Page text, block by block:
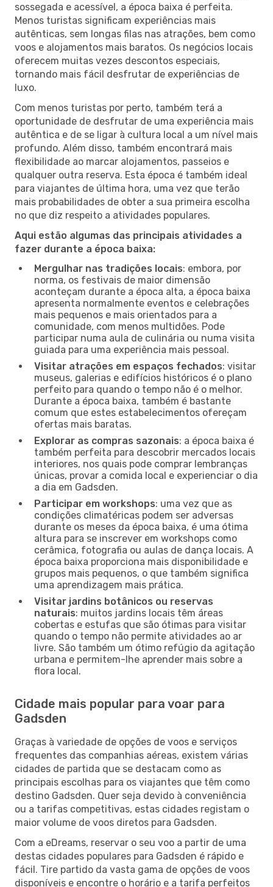
sossegada e acessível, a época baixa é perfeita.
Menos turistas significam experiências mais
autênticas, sem longas filas nas atrações, bem como
voos e alojamentos mais baratos. Os negócios locais
oferecem muitas vezes descontos especiais,
tornando mais fácil desfrutar de experiências de
luxo.
Com menos turistas por perto, também terá a
oportunidade de desfrutar de uma experiência mais
autêntica e de se ligar à cultura local a um nível mais
profundo. Além disso, também encontrará mais
flexibilidade ao marcar alojamentos, passeios e
qualquer outra reserva. Esta época é também ideal
para viajantes de última hora, uma vez que terão
mais probabilidades de obter a sua primeira escolha
no que diz respeito a atividades populares.
Aqui estão algumas das principais atividades a
fazer durante a época baixa:
Mergulhar nas tradições locais: embora, por
norma, os festivais de maior dimensão
aconteçam durante a época alta, a época baixa
apresenta normalmente eventos e celebrações
mais pequenos e mais orientados para a
comunidade, com menos multidões. Pode
participar numa aula de culinária ou numa visita
guiada para uma experiência mais pessoal.
Visitar atrações em espaços fechados: visitar
museus, galerias e edifícios históricos é o plano
perfeito para quando o tempo não é o melhor.
Durante a época baixa, também é bastante
comum que estes estabelecimentos ofereçam
ofertas mais baratas.
Explorar as compras sazonais: a época baixa é
também perfeita para descobrir mercados locais
interiores, nos quais pode comprar lembranças
únicas, provar a comida local e experienciar o dia
a dia em Gadsden.
Participar em workshops: uma vez que as
condições climatéricas podem ser adversas
durante os meses da época baixa, é uma ótima
altura para se inscrever em workshops como
cerâmica, fotografia ou aulas de dança locais. A
época baixa proporciona mais disponibilidade e
grupos mais pequenos, o que também significa
uma aprendizagem mais prática.
Visitar jardins botânicos ou reservas
naturais: muitos jardins locais têm áreas
cobertas e estufas que são ótimas para visitar
quando o tempo não permite atividades ao ar
livre. São também um ótimo refúgio da agitação
urbana e permitem-lhe aprender mais sobre a
flora local.
Cidade mais popular para voar para
Gadsden
Graças à variedade de opções de voos e serviços
frequentes das companhias aéreas, existem várias
cidades de partida que se destacam como as
principais escolhas para os viajantes que têm como
destino Gadsden. Quer seja devido à conveniência
ou a tarifas competitivas, estas cidades registam o
maior volume de voos diretos para Gadsden.
Com a eDreams, reservar o seu voo a partir de uma
destas cidades populares para Gadsden é rápido e
fácil. Tire partido da vasta gama de opções de voos
disponíveis e encontre o horário e a tarifa perfeitos